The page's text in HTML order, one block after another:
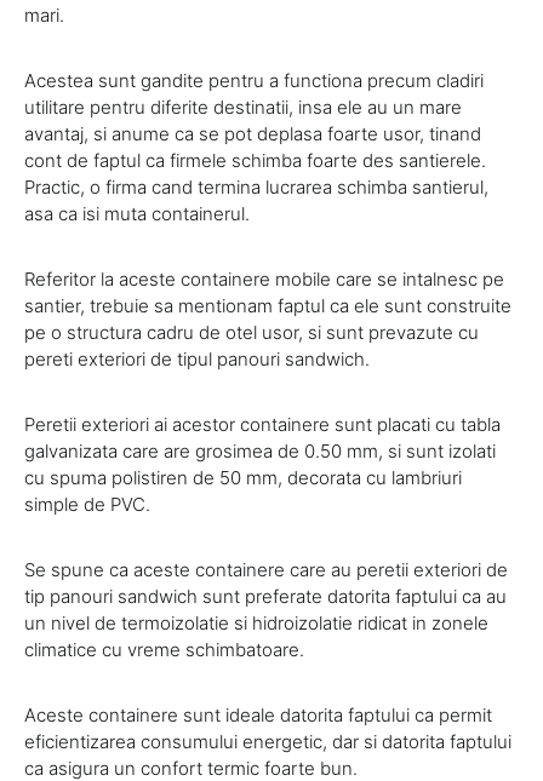
mari.
Acestea sunt gandite pentru a functiona precum cladiri
utilitare pentru diferite destinatii, insa ele au un mare
avantaj, si anume ca se pot deplasa foarte usor, tinand
cont de faptul ca firmele schimba foarte des santierele.
Practic, o firma cand termina lucrarea schimba santierul,
asa ca isi muta containerul.
Referitor la aceste containere mobile care se intalnesc pe
santier, trebuie sa mentionam faptul ca ele sunt construite
pe o structura cadru de otel usor, si sunt prevazute cu
pereti exteriori de tipul panouri sandwich.
Peretii exteriori ai acestor containere sunt placati cu tabla
galvanizata care are grosimea de 0.50 mm, si sunt izolati
cu spuma polistiren de 50 mm, decorata cu lambriuri
simple de PVC.
Se spune ca aceste containere care au peretii exteriori de
tip panouri sandwich sunt preferate datorita faptului ca au
un nivel de termoizolatie si hidroizolatie ridicat in zonele
climatice cu vreme schimbatoare.
Aceste containere sunt ideale datorita faptului ca permit
eficientizarea consumului energetic, dar si datorita faptului
ca asigura un confort termic foarte bun.